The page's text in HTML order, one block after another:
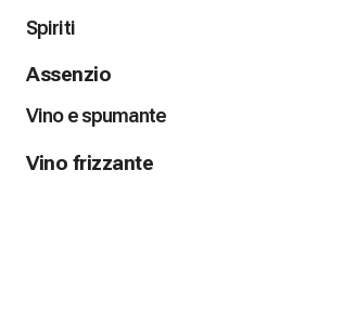
Spiriti
Assenzio
Vino e spumante
Vino frizzante